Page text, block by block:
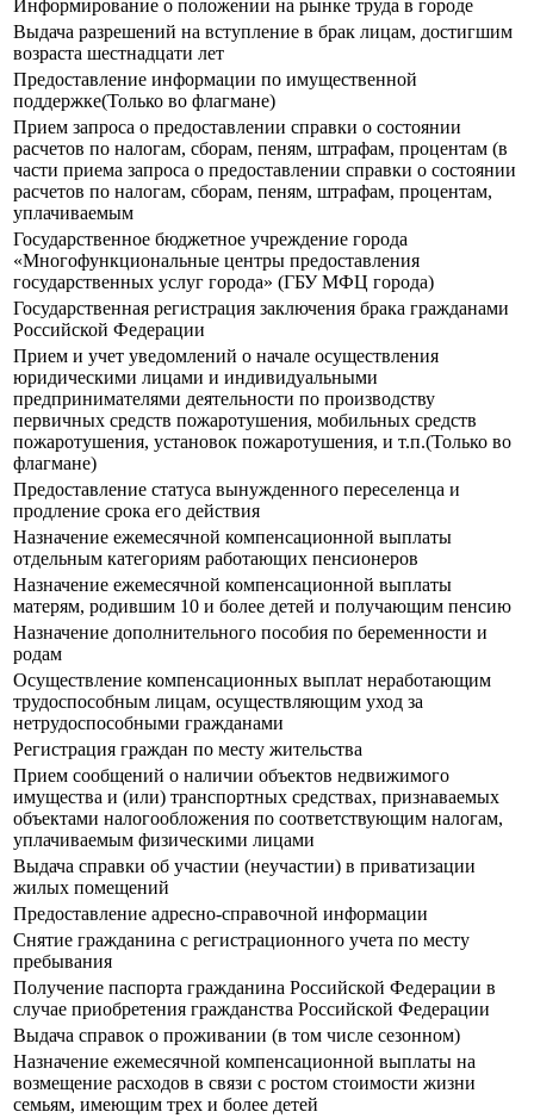
Информирование о положении на рынке труда в городе
Выдача разрешений на вступление в брак лицам, достигшим
возраста шестнадцати лет
Предоставление информации по имущественной
поддержке(Только во флагмане)
Прием запроса о предоставлении справки о состоянии
расчетов по налогам, сборам, пеням, штрафам, процентам (в
части приема запроса о предоставлении справки о состоянии
расчетов по налогам, сборам, пеням, штрафам, процентам,
уплачиваемым
Государственное бюджетное учреждение города
«Многофункциональные центры предоставления
государственных услуг города» (ГБУ МФЦ города)
Государственная регистрация заключения брака гражданами
Российской Федерации
Прием и учет уведомлений о начале осуществления
юридическими лицами и индивидуальными
предпринимателями деятельности по производству
первичных средств пожаротушения, мобильных средств
пожаротушения, установок пожаротушения, и т.п.(Только во
флагмане)
Предоставление статуса вынужденного переселенца и
продление срока его действия
Назначение ежемесячной компенсационной выплаты
отдельным категориям работающих пенсионеров
Назначение ежемесячной компенсационной выплаты
матерям, родившим 10 и более детей и получающим пенсию
Назначение дополнительного пособия по беременности и
родам
Осуществление компенсационных выплат неработающим
трудоспособным лицам, осуществляющим уход за
нетрудоспособными гражданами
Регистрация граждан по месту жительства
Прием сообщений о наличии объектов недвижимого
имущества и (или) транспортных средствах, признаваемых
объектами налогообложения по соответствующим налогам,
уплачиваемым физическими лицами
Выдача справки об участии (неучастии) в приватизации
жилых помещений
Предоставление адресно-справочной информации
Снятие гражданина с регистрационного учета по месту
пребывания
Получение паспорта гражданина Российской Федерации в
случае приобретения гражданства Российской Федерации
Выдача справок о проживании (в том числе сезонном)
Назначение ежемесячной компенсационной выплаты на
возмещение расходов в связи с ростом стоимости жизни
семьям, имеющим трех и более детей